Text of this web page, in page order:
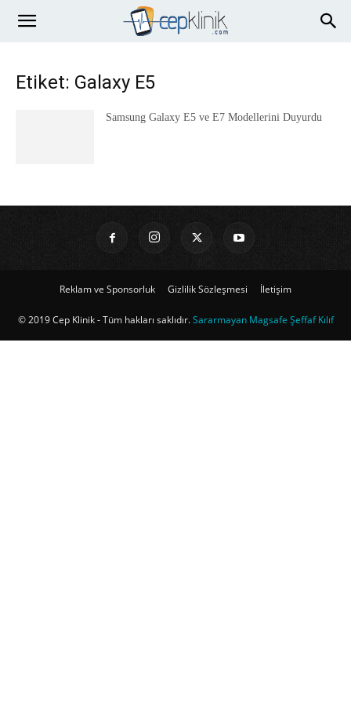
Etiket: Galaxy E5
Samsung Galaxy E5 ve E7 Modellerini Duyurdu
Reklam ve Sponsorluk Gizlilik Sözleşmesi İletişim
© 2019 Cep Klinik - Tüm hakları saklıdır.Sararmayan Magsafe Şeffaf Kılıf